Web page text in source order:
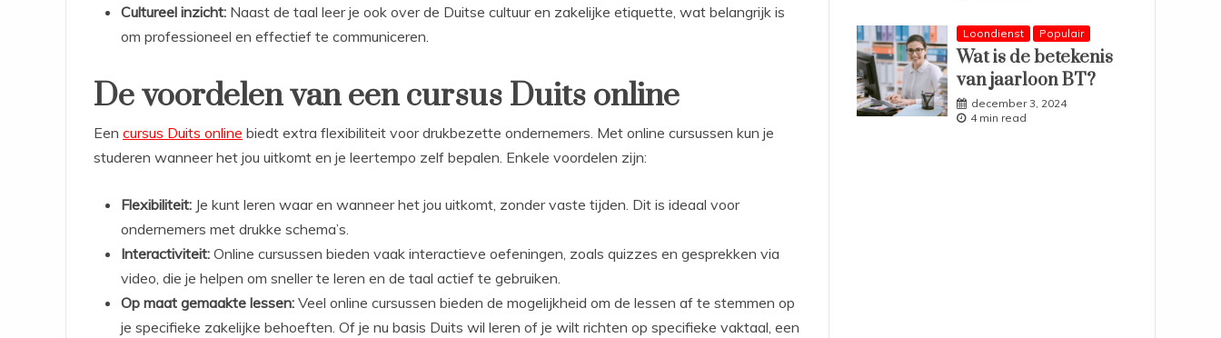
Cultureel inzicht: Naast de taal leer je ook over de Duitse cultuur en zakelijke etiquette, wat belangrijk is
om professioneel en effectief te communiceren.
De voordelen van een cursus Duits online
Een cursus Duits online biedt extra flexibiliteit voor drukbezette ondernemers. Met online cursussen kun je
studeren wanneer het jou uitkomt en je leertempo zelf bepalen. Enkele voordelen zijn:
Flexibiliteit: Je kunt leren waar en wanneer het jou uitkomt, zonder vaste tijden. Dit is ideaal voor
ondernemers met drukke schema’s.
Interactiviteit: Online cursussen bieden vaak interactieve oefeningen, zoals quizzes en gesprekken via
video, die je helpen om sneller te leren en de taal actief te gebruiken.
Op maat gemaakte lessen: Veel online cursussen bieden de mogelijkheid om de lessen af te stemmen op
je specifieke zakelijke behoeften. Of je nu basis Duits wil leren of je wilt richten op specifieke vaktaal, een
Loondienst Populair
Wat is de betekenis
van jaarloon BT?
december 3, 2024
4 min read